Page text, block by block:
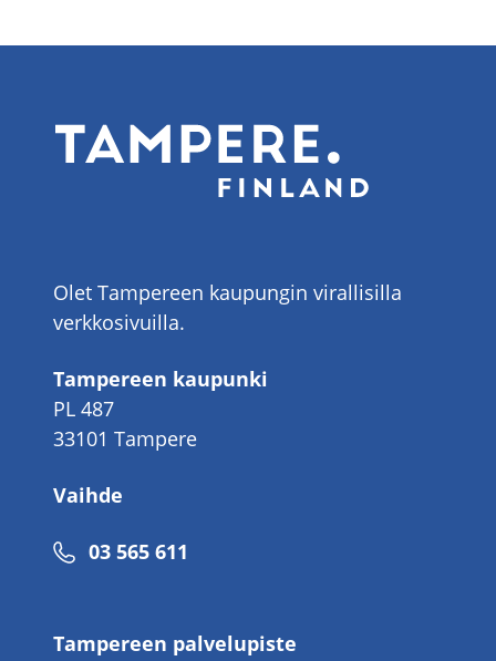
Olet Tampereen kaupungin virallisilla
verkkosivuilla.
Tampereen kaupunki
PL 487
33101 Tampere
Vaihde
Puhelinnumero
03 565 611
Tampereen palvelupiste